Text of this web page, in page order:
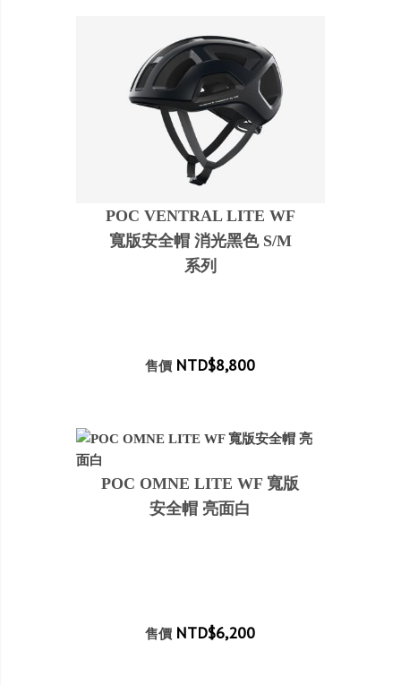
POC VENTRAL LITE WF
寬版安全帽 消光黑色 S/M
系列
售價 NTD$8,800
POC OMNE LITE WF 寬版
安全帽 亮面白
售價 NTD$6,200